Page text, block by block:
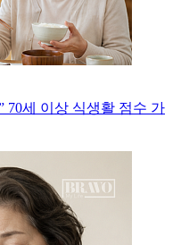
70세 이상 식생활 점수 가